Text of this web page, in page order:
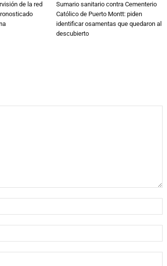
de la red
Sumario sanitario contra Cementerio
Católico de Puerto Montt: piden
identificar osamentas que quedaron al
descubierto